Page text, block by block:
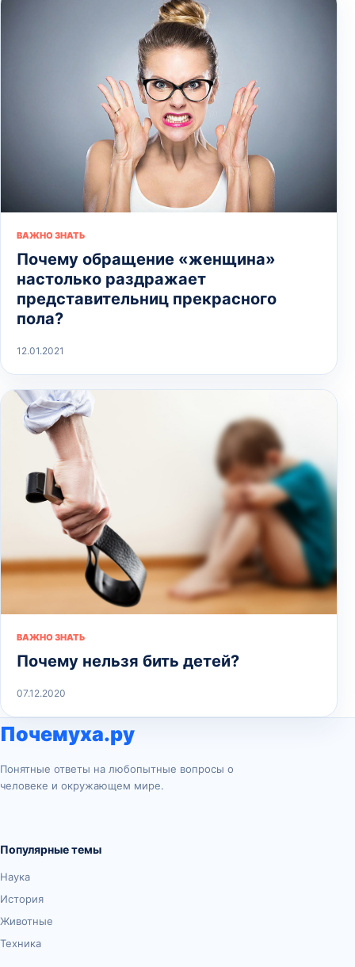
ВАЖНО ЗНАТЬ
Почему обращение «женщина»
настолько раздражает
представительниц прекрасного
пола?
12.01.2021
ВАЖНО ЗНАТЬ
Почему нельзя бить детей?
07.12.2020
Почемуха.ру
Понятные ответы на любопытные вопросы о
человеке и окружающем мире.
Популярные темы
Наука
История
Животные
Техника